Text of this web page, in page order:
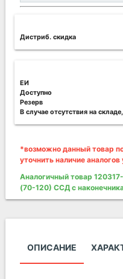
Дистриб. скидка
ЕИ
Доступно
Резерв
В случае отсутствия на
*возможно данный товар
уточнить наличие
Аналогичный товар
(70-120) ССД с
ОПИСАНИЕ